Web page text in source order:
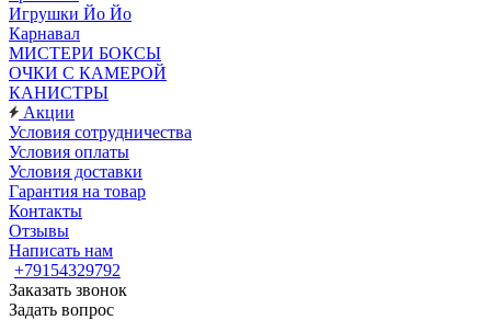
Игрушки Йо Йо
Карнавал
МИСТЕРИ БОКСЫ
ОЧКИ С КАМЕРОЙ
КАНИСТРЫ
Акции
Условия сотрудничества
Условия оплаты
Условия доставки
Гарантия на товар
Контакты
Отзывы
Написать нам
+79154329792
Заказать звонок
Задать вопрос